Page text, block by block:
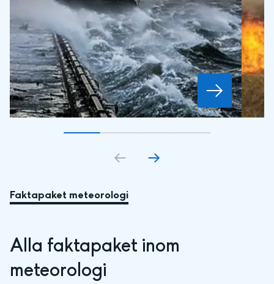
Gå till bildkort1
Gå till bildkort2
Gå till bildkort3
Gå till bildkort
Faktapaket meteorologi
Alla faktapaket inom
meteorologi